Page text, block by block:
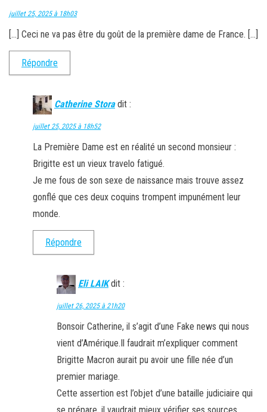
juillet 25, 2025 à 18h03
[…] Ceci ne va pas être du goût de la première dame de France. […]
Répondre
Catherine Stora dit :
juillet 25, 2025 à 18h52
La Première Dame est en réalité un second monsieur :
Brigitte est un vieux travelo fatigué.
Je me fous de son sexe de naissance mais trouve assez
gonflé que ces deux coquins trompent impunément leur
monde.
Répondre
Eli LAIK dit :
juillet 26, 2025 à 21h20
Bonsoir Catherine, il s’agit d’une Fake news qui nous
vient d’Amérique.Il faudrait m’expliquer comment
Brigitte Macron aurait pu avoir une fille née d’un
premier mariage.
Cette assertion est l’objet d’une bataille judiciaire qui